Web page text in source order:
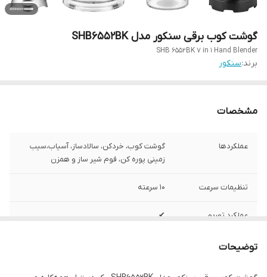
گوشت کوب برقی سنکور مدل SHB6552BK
SHB 6552BK 7 in 1 Hand Blender
برند:سنکور
مشخصات
عملکردها
گوشت کوب، خردکن، سالادساز، آسیاب،سیب
زمینی پوره کن، فوم شیر ساز و همزن
تنظیمات سرعت 10 سرعته
عملکرد توربو ✔
ظرفیت کاسه غذاساز
تریتان
توضیحات